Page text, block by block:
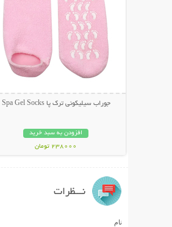
جوراب سیلیکونی ترک پا Spa Gel Socks
افزودن به سبد خرید
238000 تومان
نـــظرات
نام